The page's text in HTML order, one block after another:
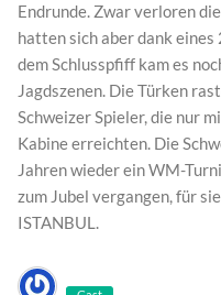
Endrunde. Zwar verloren
hatten sich aber dank
dem Schlusspfiff kam es
Jagdszenen. Die Türken
Schweizer Spieler, die nur
Kabine erreichten. Die
Jahren wieder ein WM-
zum Jubel vergangen, für
ISTANBUL.